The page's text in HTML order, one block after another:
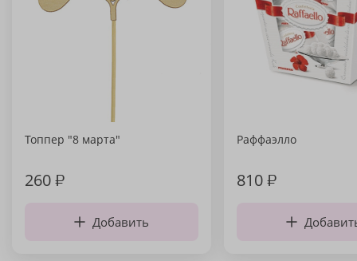
Топпер "8 марта"
260₽
Добавить
Раффаэлло
810₽